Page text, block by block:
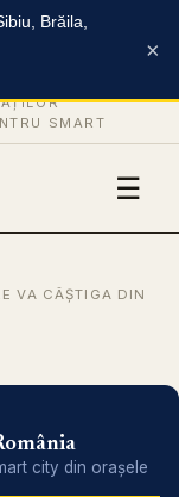
Brăila,
×
SMART
☰
VA CÂȘTIGA DIN
city din orașele